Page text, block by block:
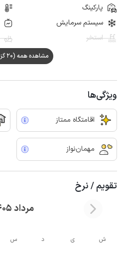
پارکینگ
سیستم سرمایش
استخر
مشاهده همه (20 گزینه)
ویژگی‌ها
اقامتگاه ممتاز
مهمان‌نواز
تقویم / نرخ
مرداد 1405
ش ی د س